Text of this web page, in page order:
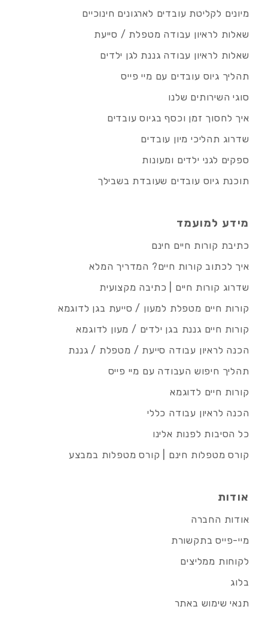
מיונים לקליטת עובדים לארגונים חינוכיים
שאלות לראיון עבודה מטפלת / סייעת
שאלות לראיון עבודה גננת לגן ילדים
תהליך גיוס עובדים עם מיי פייס
סוגי השירותים שלנו
איך לחסוך זמן וכסף בגיוס עובדים
שדרוג תהליכי מיון עובדים
ספקים לגני ילדים ומעונות
תוכנת גיוס עובדים שעובדת בשבילך
מידע למועמד
כתיבת קורות חיים חינם
איך לכתוב קורות חיים? המדריך המלא
שדרוג קורות חיים | כתיבה מקצועית
קורות חיים מטפלת למעון / סייעת בגן לדוגמא
קורות חיים גננת בגן ילדים / מעון לדוגמא
הכנה לראיון עבודה סייעת / מטפלת / גננת
תהליך חיפוש העבודה עם מיי פייס
קורות חיים לדוגמא
הכנה לראיון עבודה כללי
כל הסיבות לפנות אלינו
קורס מטפלות חינם | קורס מטפלות במבצע
אודות
אודות החברה
מיי-פייס בתקשורת
לקוחות ממליצים
בלוג
תנאי שימוש באתר